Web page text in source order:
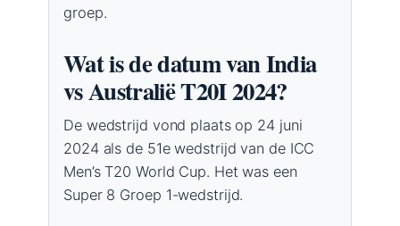
groep.
Wat is de datum van India
vs Australië T20I 2024?
De wedstrijd vond plaats op 24 juni
2024 als de 51e wedstrijd van de ICC
Men’s T20 World Cup. Het was een
Super 8 Groep 1-wedstrijd.